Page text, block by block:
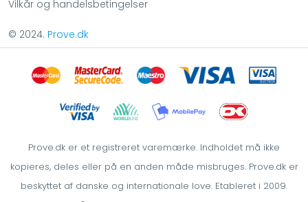
Vilkår og handelsbetingelser
© 2024. Prove.dk
Prove.dk er et registreret varemærke. Indholdet må ikke
kopieres, deles eller på en anden måde misbruges. Prove.dk er
beskyttet af danske og internationale love. Etableret i 2009.